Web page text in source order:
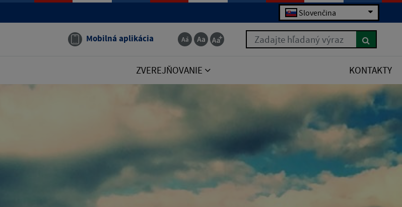
Slovenčina
Mobilná aplikácia Zadajte hľadaný výraz
ZVEREJŇOVANIE KONTAKTY